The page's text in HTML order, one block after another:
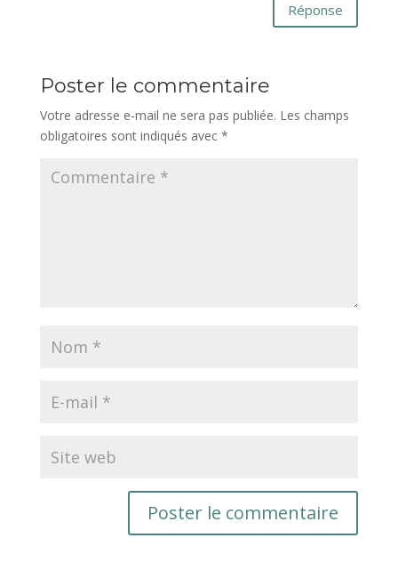
Réponse
Poster le commentaire
Votre adresse e-mail ne sera pas publiée. Les champs
obligatoires sont indiqués avec *